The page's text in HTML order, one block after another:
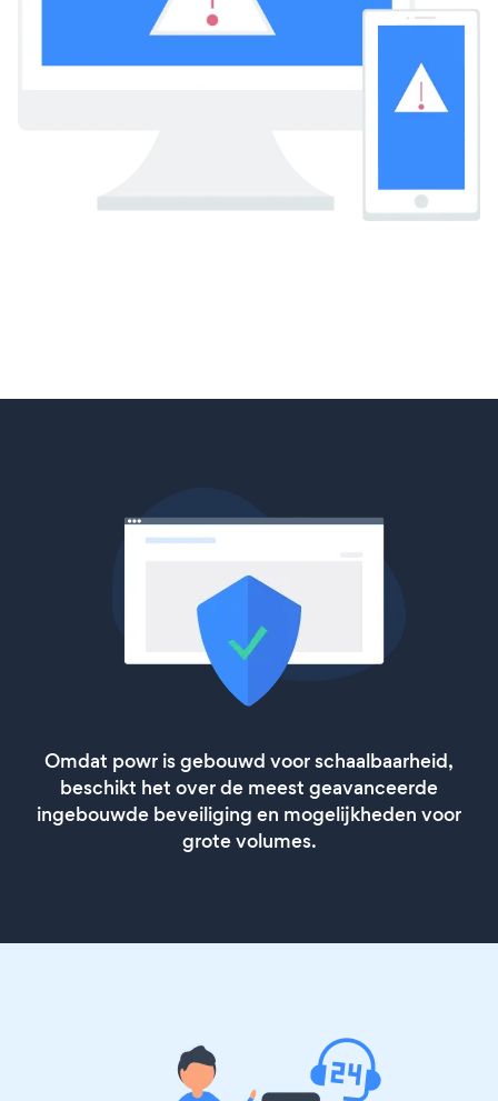
Omdat powr is gebouwd voor schaalbaarheid,
beschikt het over de meest geavanceerde
ingebouwde beveiliging en mogelijkheden voor
grote volumes.